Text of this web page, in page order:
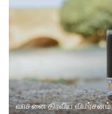
வாசனை திரவிய விமர்சனம்